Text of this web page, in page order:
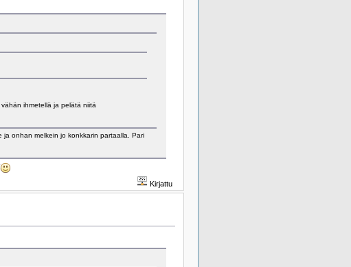
ihmetellä ja pelätä niitä
onhan melkein jo konkkarin partaalla. Pari
Kirjattu